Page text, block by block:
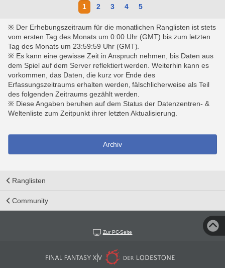
1 2 3 4 5
※ Der Erhebungszeitraum für die monatlichen Ranglisten ist stets
vom ersten Tag des Monats um 0:00 Uhr (GMT) bis zum letzten
Tag des Monats um 23:59:59 Uhr (GMT).
※ Es kann eine gewisse Zeit in Anspruch nehmen, bis Daten aus
dem Spiel auf dem Server reflektiert werden. Weiterhin kann es
vorkommen, das Daten, die kurz vor Ende des
Erfassungszeitraums erhalten werden, fälschlicherweise als Teil
des folgenden Zeitraums gezählt werden.
※ Diese Angaben beruhen auf dem Status der Datenzentren- &
Weltenliste zum Zeitpunkt ihrer letzten Aktualisierung.
Archiv
Ranglisten
Community
Zur PC-Seite